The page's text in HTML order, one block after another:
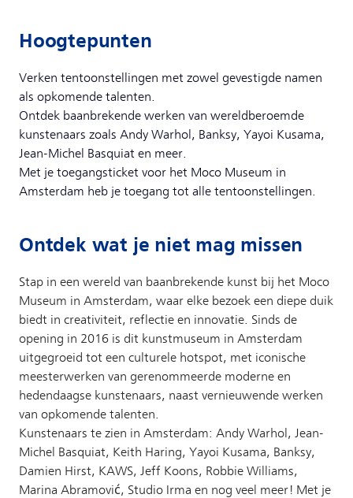
Hoogtepunten
Verken tentoonstellingen met zowel gevestigde namen
als opkomende talenten.
Ontdek baanbrekende werken van wereldberoemde
kunstenaars zoals Andy Warhol, Banksy, Yayoi Kusama,
Jean-Michel Basquiat en meer.
Met je toegangsticket voor het Moco Museum in
Amsterdam heb je toegang tot alle tentoonstellingen.
Ontdek wat je niet mag missen
Stap in een wereld van baanbrekende kunst bij het Moco
Museum in Amsterdam, waar elke bezoek een diepe duik
biedt in creativiteit, reflectie en innovatie. Sinds de
opening in 2016 is dit kunstmuseum in Amsterdam
uitgegroeid tot een culturele hotspot, met iconische
meesterwerken van gerenommeerde moderne en
hedendaagse kunstenaars, naast vernieuwende werken
van opkomende talenten.
Kunstenaars te zien in Amsterdam: Andy Warhol, Jean-
Michel Basquiat, Keith Haring, Yayoi Kusama, Banksy,
Damien Hirst, KAWS, Jeff Koons, Robbie Williams,
Marina Abramović, Studio Irma en nog veel meer! Met je